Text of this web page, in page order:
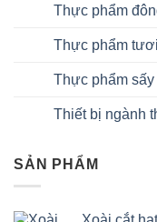
Thực phẩm
Thực phẩm tươi
Thực phẩm sấy
Thiết bị ngành
SẢN PHẨM